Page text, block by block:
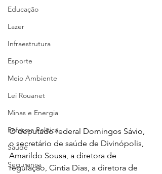
Educação
Lazer
Infraestrutura
Esporte
Meio Ambiente
Lei Rouanet
Minas e Energia
Reforma Política
Saúde
Segurança
O deputado federal Domingos Sávio,
o secretário de saúde de Divinópolis,
Amarildo Sousa, a diretora de
regulação, Cintia Dias, a diretora de